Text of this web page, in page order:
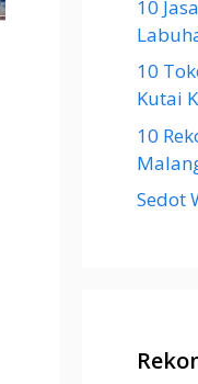
10
10
Kutai
10
Sedot